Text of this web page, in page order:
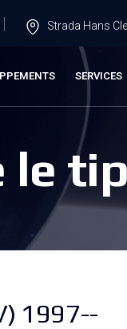
Strada Hans
SERVICES
le
1997--